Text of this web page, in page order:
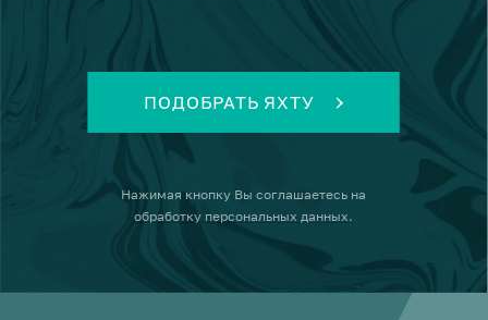
ПОДОБРАТЬ ЯХТУ
Нажимая кнопку Вы соглашаетесь на
обработку персональных данных.